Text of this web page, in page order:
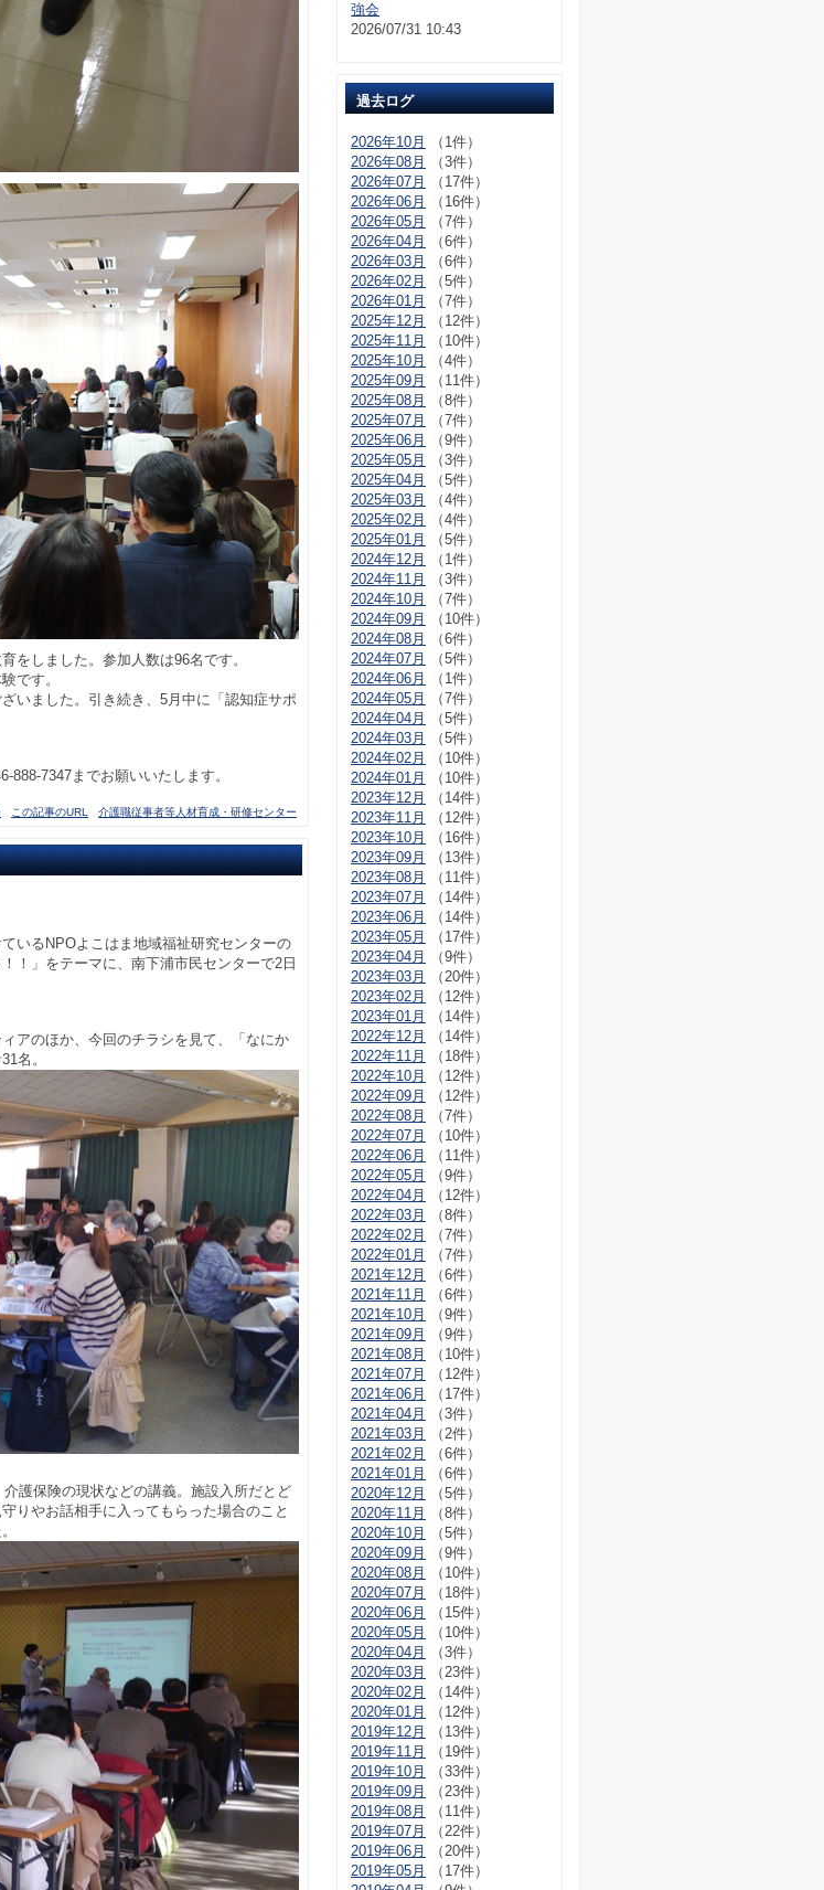
をしました。参加人数は96名です。
です。
いました。引き続き、5月中に「認知症サポ
7347までお願いいたします。
この記事のURL 介護職従事者等人材育成・研修センター
いるNPOよこはま地域福祉研究センターの
！」をテーマに、南下浦市民センターで2日
アのほか、今回のチラシを見て、「なにか
名。
護保険の現状などの講義。施設入所だとど
りやお話相手に入ってもらった場合のこと
強会
2026/07/31 10:43
過去ログ
2026年10月
（1件）
2026年08月
（3件）
2026年07月
（17件）
2026年06月
（16件）
2026年05月
（7件）
2026年04月
（6件）
2026年03月
（6件）
2026年02月
（5件）
2026年01月
（7件）
2025年12月
（12件）
2025年11月
（10件）
2025年10月
（4件）
2025年09月
（11件）
2025年08月
（8件）
2025年07月
（7件）
2025年06月
（9件）
2025年05月
（3件）
2025年04月
（5件）
2025年03月
（4件）
2025年02月
（4件）
2025年01月
（5件）
2024年12月
（1件）
2024年11月
（3件）
2024年10月
（7件）
2024年09月
（10件）
2024年08月
（6件）
2024年07月
（5件）
2024年06月
（1件）
2024年05月
（7件）
2024年04月
（5件）
2024年03月
（5件）
2024年02月
（10件）
2024年01月
（10件）
2023年12月
（14件）
2023年11月
（12件）
2023年10月
（16件）
2023年09月
（13件）
2023年08月
（11件）
2023年07月
（14件）
2023年06月
（14件）
2023年05月
（17件）
2023年04月
（9件）
2023年03月
（20件）
2023年02月
（12件）
2023年01月
（14件）
2022年12月
（14件）
2022年11月
（18件）
2022年10月
（12件）
2022年09月
（12件）
2022年08月
（7件）
2022年07月
（10件）
2022年06月
（11件）
2022年05月
（9件）
2022年04月
（12件）
2022年03月
（8件）
2022年02月
（7件）
2022年01月
（7件）
2021年12月
（6件）
2021年11月
（6件）
2021年10月
（9件）
2021年09月
（9件）
2021年08月
（10件）
2021年07月
（12件）
2021年06月
（17件）
2021年04月
（3件）
2021年03月
（2件）
2021年02月
（6件）
2021年01月
（6件）
2020年12月
（5件）
2020年11月
（8件）
2020年10月
（5件）
2020年09月
（9件）
2020年08月
（10件）
2020年07月
（18件）
2020年06月
（15件）
2020年05月
（10件）
2020年04月
（3件）
2020年03月
（23件）
2020年02月
（14件）
2020年01月
（12件）
2019年12月
（13件）
2019年11月
（19件）
2019年10月
（33件）
2019年09月
（23件）
2019年08月
（11件）
2019年07月
（22件）
2019年06月
（20件）
2019年05月
（17件）